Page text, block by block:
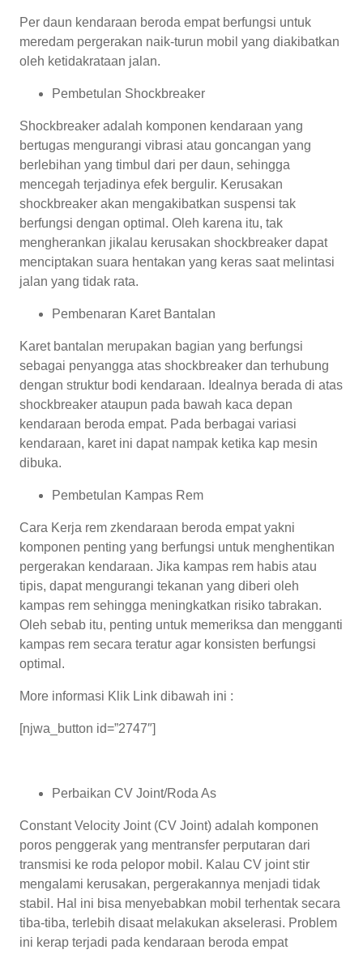
Per daun kendaraan beroda empat berfungsi untuk
meredam pergerakan naik-turun mobil yang diakibatkan
oleh ketidakrataan jalan.
Pembetulan Shockbreaker
Shockbreaker adalah komponen kendaraan yang
bertugas mengurangi vibrasi atau goncangan yang
berlebihan yang timbul dari per daun, sehingga
mencegah terjadinya efek bergulir. Kerusakan
shockbreaker akan mengakibatkan suspensi tak
berfungsi dengan optimal. Oleh karena itu, tak
mengherankan jikalau kerusakan shockbreaker dapat
menciptakan suara hentakan yang keras saat melintasi
jalan yang tidak rata.
Pembenaran Karet Bantalan
Karet bantalan merupakan bagian yang berfungsi
sebagai penyangga atas shockbreaker dan terhubung
dengan struktur bodi kendaraan. Idealnya berada di atas
shockbreaker ataupun pada bawah kaca depan
kendaraan beroda empat. Pada berbagai variasi
kendaraan, karet ini dapat nampak ketika kap mesin
dibuka.
Pembetulan Kampas Rem
Cara Kerja rem zkendaraan beroda empat yakni
komponen penting yang berfungsi untuk menghentikan
pergerakan kendaraan. Jika kampas rem habis atau
tipis, dapat mengurangi tekanan yang diberi oleh
kampas rem sehingga meningkatkan risiko tabrakan.
Oleh sebab itu, penting untuk memeriksa dan mengganti
kampas rem secara teratur agar konsisten berfungsi
optimal.
More informasi Klik Link dibawah ini :
[njwa_button id=”2747″]
Perbaikan CV Joint/Roda As
Constant Velocity Joint (CV Joint) adalah komponen
poros penggerak yang mentransfer perputaran dari
transmisi ke roda pelopor mobil. Kalau CV joint stir
mengalami kerusakan, pergerakannya menjadi tidak
stabil. Hal ini bisa menyebabkan mobil terhentak secara
tiba-tiba, terlebih disaat melakukan akselerasi. Problem
ini kerap terjadi pada kendaraan beroda empat